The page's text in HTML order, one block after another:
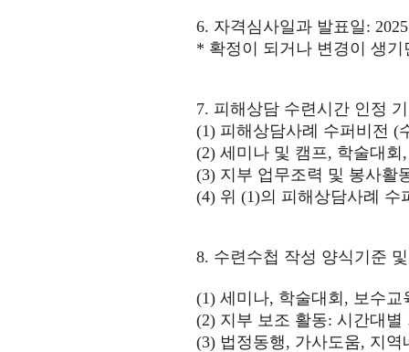
6. 자격심사일과 발표일: 2025
* 확정이 되거나 변경이 생
7. 피해상담 수련시간 인정
(1) 피해상담사례 수퍼비전 (
(2) 세미나 및 캠프, 학술대회
(3) 지부 업무조력 및 봉사활
(4) 위 (1)의 피해상담사례
8. 수련수첩 작성 양식기준
(1) 세미나, 학술대회 , 보수교
(2) 지부 보조 활동: 시간대별
(3) 법정동행, 가사도움, 지역